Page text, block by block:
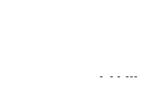
- - - ---